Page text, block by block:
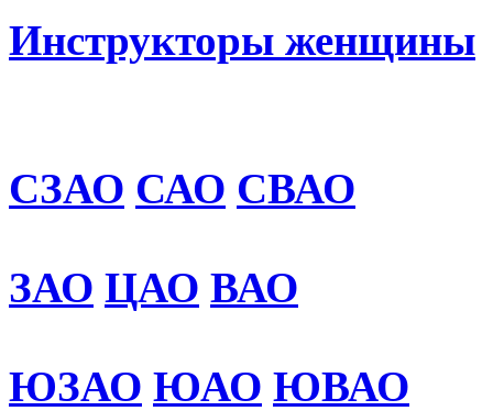
Инструкторы женщины
СЗАО САО СВАО
ЗАО ЦАО ВАО
ЮЗАО ЮАО ЮВАО